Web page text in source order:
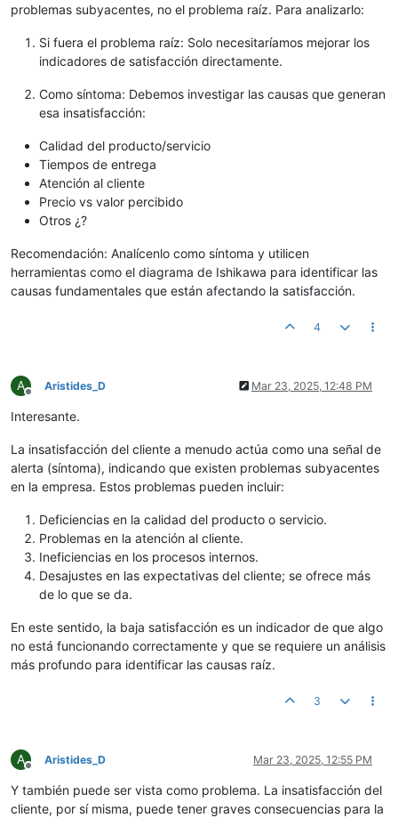
problemas subyacentes, no el problema raíz. Para analizarlo:
Si fuera el problema raíz: Solo necesitaríamos mejorar los
indicadores de satisfacción directamente.
Como síntoma: Debemos investigar las causas que generan
esa insatisfacción:
Calidad del producto/servicio
Tiempos de entrega
Atención al cliente
Precio vs valor percibido
Otros ¿?
Recomendación: Analícenlo como síntoma y utilicen
herramientas como el diagrama de Ishikawa para identificar las
causas fundamentales que están afectando la satisfacción.
4
A
Offline
Aristides_D Mar 23, 2025, 12:48 PM
Interesante.
La insatisfacción del cliente a menudo actúa como una señal de
alerta (síntoma), indicando que existen problemas subyacentes
en la empresa. Estos problemas pueden incluir:
Deficiencias en la calidad del producto o servicio.
Problemas en la atención al cliente.
Ineficiencias en los procesos internos.
Desajustes en las expectativas del cliente; se ofrece más
de lo que se da.
En este sentido, la baja satisfacción es un indicador de que algo
no está funcionando correctamente y que se requiere un análisis
más profundo para identificar las causas raíz.
3
A
Offline
Aristides_D Mar 23, 2025, 12:55 PM
Y también puede ser vista como problema. La insatisfacción del
cliente, por sí misma, puede tener graves consecuencias para la